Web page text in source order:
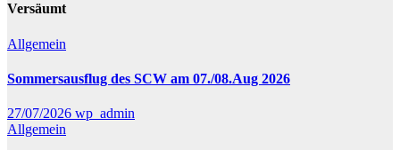
Versäumt
Allgemein
Sommersausflug des SCW am 07./08.Aug 2026
27/07/2026 wp_admin
Allgemein